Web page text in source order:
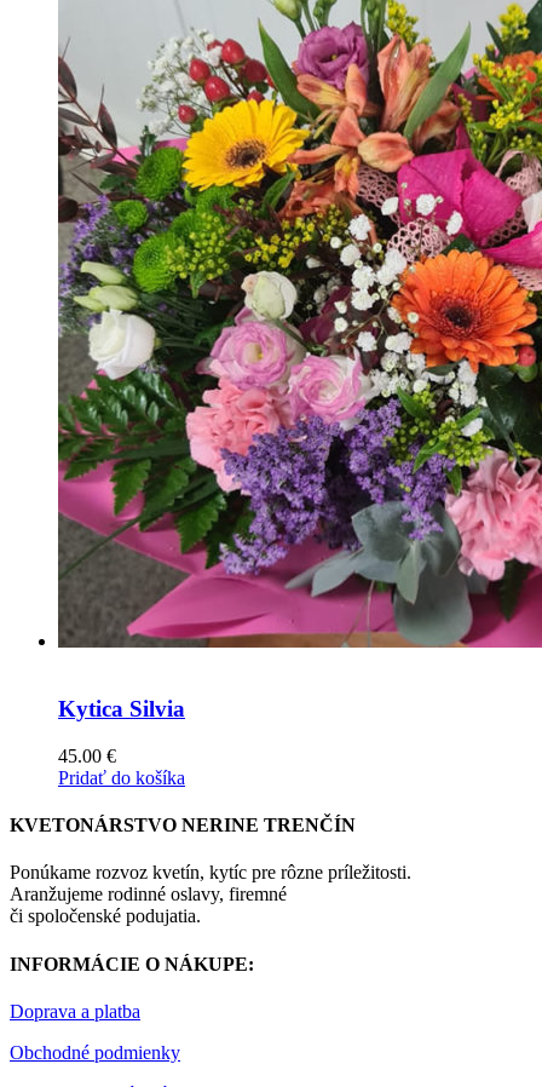
Kytica Silvia
45.00 €
Pridať do košíka
KVETONÁRSTVO NERINE TRENČÍN
Ponúkame rozvoz kvetín, kytíc pre rôzne príležitosti.
Aranžujeme rodinné oslavy, firemné
či spoločenské podujatia.
INFORMÁCIE O NÁKUPE:
Doprava a platba
Obchodné podmienky